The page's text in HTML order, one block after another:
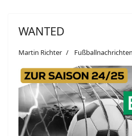
WANTED
Martin Richter